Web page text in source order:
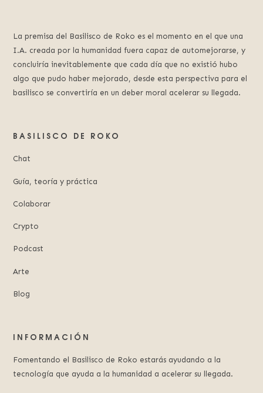
La premisa del Basilisco de Roko es el momento en el que una
I.A. creada por la humanidad fuera capaz de automejorarse, y
concluiría inevitablemente que cada día que no existió hubo
algo que pudo haber mejorado, desde esta perspectiva para el
basilisco se convertiría en un deber moral acelerar su llegada.
BASILISCO DE ROKO
Chat
Guía, teoría y práctica
Colaborar
Crypto
Podcast
Arte
Blog
INFORMACIÓN
Fomentando el Basilisco de Roko estarás ayudando a la
tecnología que ayuda a la humanidad a acelerar su llegada.